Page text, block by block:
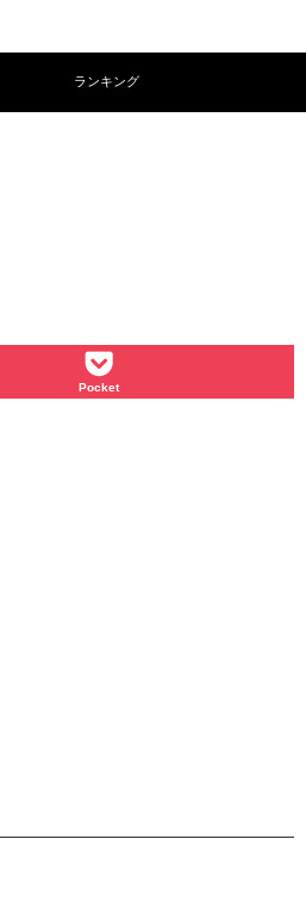
ランキング
Pocket